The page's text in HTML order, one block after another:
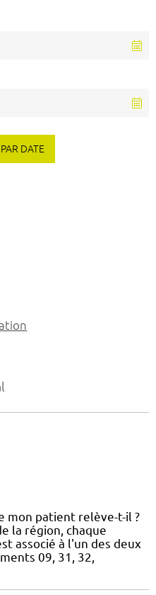
mon patient relève-t-il ?
la région, chaque
associé à l'un des deux
09, 31, 32,
DATE